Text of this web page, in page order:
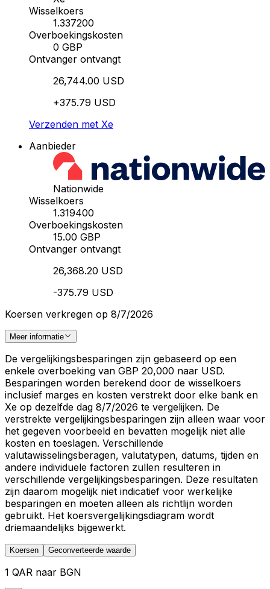
Wisselkoers
1.337200
Overboekingskosten
0 GBP
Ontvanger ontvangt
26,744.00 USD
+375.79 USD
Verzenden met Xe
Aanbieder
Nationwide
Wisselkoers
1.319400
Overboekingskosten
15.00 GBP
Ontvanger ontvangt
26,368.20 USD
-375.79 USD
Koersen verkregen op 8/7/2026
Meer informatie
De vergelijkingsbesparingen zijn gebaseerd op een
enkele overboeking van GBP 20,000 naar USD.
Besparingen worden berekend door de wisselkoers
inclusief marges en kosten verstrekt door elke bank en
Xe op dezelfde dag 8/7/2026 te vergelijken. De
verstrekte vergelijkingsbesparingen zijn alleen waar voor
het gegeven voorbeeld en bevatten mogelijk niet alle
kosten en toeslagen. Verschillende
valutawisselingsberagen, valutatypen, datums, tijden en
andere individuele factoren zullen resulteren in
verschillende vergelijkingsbesparingen. Deze resultaten
zijn daarom mogelijk niet indicatief voor werkelijke
besparingen en moeten alleen als richtlijn worden
gebruikt. Het koersvergelijkingsdiagram wordt
driemaandelijks bijgewerkt.
Koersen Geconverteerde waarde
1 QAR naar BGN